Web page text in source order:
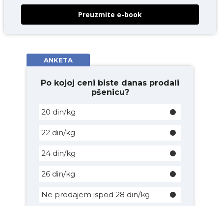
Preuzmite e-book
ANKETA
Po kojoj ceni biste danas prodali
pšenicu?
20 din/kg
22 din/kg
24 din/kg
26 din/kg
Ne prodajem ispod 28 din/kg